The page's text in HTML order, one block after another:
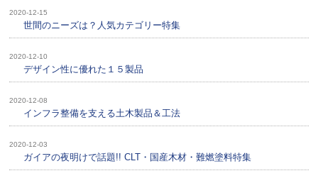
2020-12-15
世間のニーズは？人気カテゴリー特集
2020-12-10
デザイン性に優れた１５製品
2020-12-08
インフラ整備を支える土木製品＆工法
2020-12-03
ガイアの夜明けで話題!! CLT・国産木材・難燃塗料特集